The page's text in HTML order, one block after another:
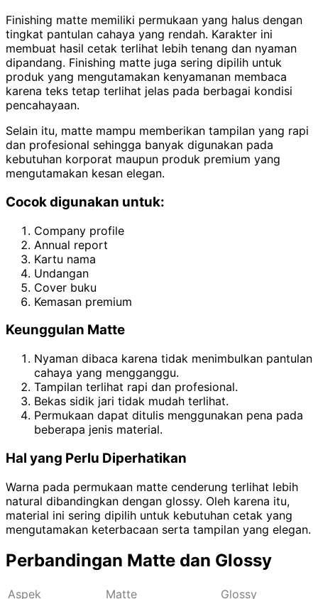
Finishing matte memiliki permukaan yang halus dengan
tingkat pantulan cahaya yang rendah. Karakter ini
membuat hasil cetak terlihat lebih tenang dan nyaman
dipandang. Finishing matte juga sering dipilih untuk
produk yang mengutamakan kenyamanan membaca
karena teks tetap terlihat jelas pada berbagai kondisi
pencahayaan.
Selain itu, matte mampu memberikan tampilan yang rapi
dan profesional sehingga banyak digunakan pada
kebutuhan korporat maupun produk premium yang
mengutamakan kesan elegan.
Cocok digunakan untuk:
Company profile
Annual report
Kartu nama
Undangan
Cover buku
Kemasan premium
Keunggulan Matte
Nyaman dibaca karena tidak menimbulkan pantulan
cahaya yang mengganggu.
Tampilan terlihat rapi dan profesional.
Bekas sidik jari tidak mudah terlihat.
Permukaan dapat ditulis menggunakan pena pada
beberapa jenis material.
Hal yang Perlu Diperhatikan
Warna pada permukaan matte cenderung terlihat lebih
natural dibandingkan dengan glossy. Oleh karena itu,
material ini sering dipilih untuk kebutuhan cetak yang
mengutamakan keterbacaan serta tampilan yang elegan.
Perbandingan Matte dan Glossy
Aspek Matte
Glossy